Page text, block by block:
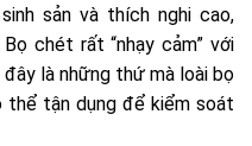
sản và thích nghi cao,
chét rất “nhạy cảm” với
là những thứ mà loài bọ
thể tận dụng để kiểm soát